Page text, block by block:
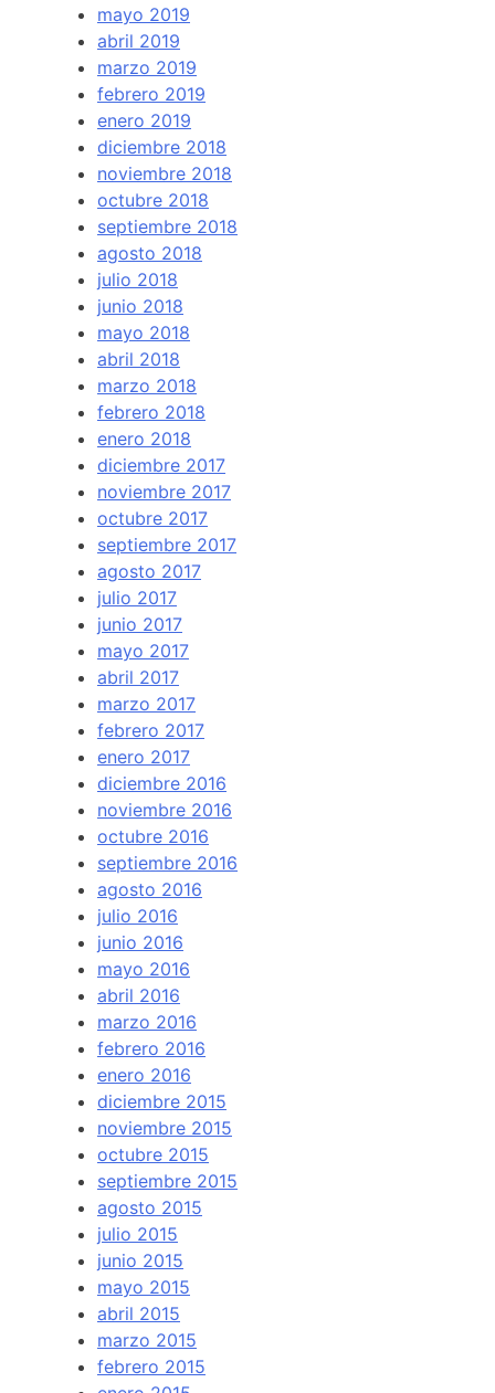
mayo 2019
abril 2019
marzo 2019
febrero 2019
enero 2019
diciembre 2018
noviembre 2018
octubre 2018
septiembre 2018
agosto 2018
julio 2018
junio 2018
mayo 2018
abril 2018
marzo 2018
febrero 2018
enero 2018
diciembre 2017
noviembre 2017
octubre 2017
septiembre 2017
agosto 2017
julio 2017
junio 2017
mayo 2017
abril 2017
marzo 2017
febrero 2017
enero 2017
diciembre 2016
noviembre 2016
octubre 2016
septiembre 2016
agosto 2016
julio 2016
junio 2016
mayo 2016
abril 2016
marzo 2016
febrero 2016
enero 2016
diciembre 2015
noviembre 2015
octubre 2015
septiembre 2015
agosto 2015
julio 2015
junio 2015
mayo 2015
abril 2015
marzo 2015
febrero 2015